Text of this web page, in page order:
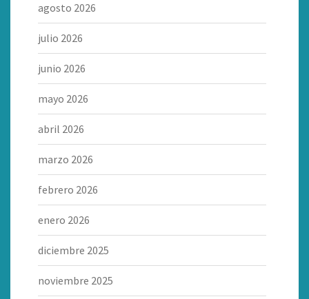
agosto 2026
julio 2026
junio 2026
mayo 2026
abril 2026
marzo 2026
febrero 2026
enero 2026
diciembre 2025
noviembre 2025